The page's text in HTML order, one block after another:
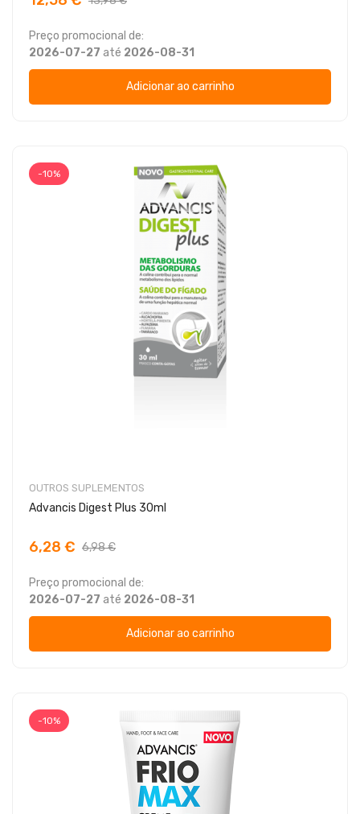
Preço promocional de:
2026-07-27 até 2026-08-31
Adicionar ao carrinho
-10%
OUTROS SUPLEMENTOS
Advancis Digest Plus 30ml
6,28 € 6,98 €
Preço promocional de:
2026-07-27 até 2026-08-31
Adicionar ao carrinho
-10%